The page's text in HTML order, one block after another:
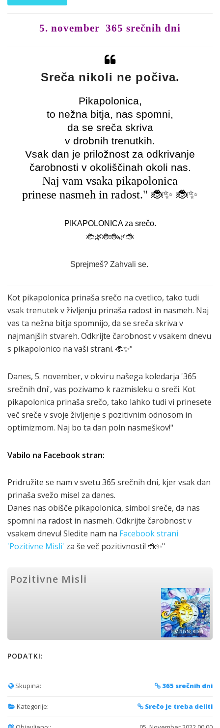
5. november 365 srečnih dni

Sreča nikoli ne počiva.
Pikapolonica,
to nežna bitja, nas spomni,
da se sreča skriva
v drobnih trenutkih.
Vsak dan je priložnost za odkrivanje
čarobnosti v okoliščinah okoli nas.
Naj vam vsaka pikapolonica
prinese nasmeh in radost." 🐞✨ 🐞✨
PIKAPOLONICA za srečo.
🐞🌿🐞🐞🌿🐞
Sprejmeš? Zahvali se.
Kot pikapolonica prinaša srečo na cvetlico, tako tudi
vsak trenutek v življenju prinaša radost in nasmeh. Naj
vas ta nežna bitja spomnijo, da se sreča skriva v
najmanjših stvareh. Odkrijte čarobnost v vsakem dnevu
s pikapolonico na vaši strani. 🐞✨"
Danes, 5. november, v okviru našega koledarja '365
srečnih dni', vas pozivamo k razmisleku o sreči. Kot
pikapolonica prinaša srečo, tako lahko tudi vi prinesete
več sreče v svoje življenje s pozitivnim odnosom in
optimizmom. Naj bo ta dan poln nasmeškov!"
Vabilo na Facebook stran:
Pridružite se nam v svetu 365 srečnih dni, kjer vsak dan
prinaša svežo misel za danes.
Danes nas obišče pikapolonica, simbol sreče, da nas
spomni na radost in nasmeh. Odkrijte čarobnost v
vsakem dnevu! Sledite nam na Facebook strani
'Pozitivne Misli' za še več pozitivnosti! 🐞✨"
Pozitivne Misli
PODATKI:
Skupina: 365 srečnih dni
Kategorije: Srečo je treba deliti